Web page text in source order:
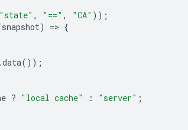
"state" , "==" , "CA" ));
snapshot) => {
.data());
? "local cache" : "server" ;